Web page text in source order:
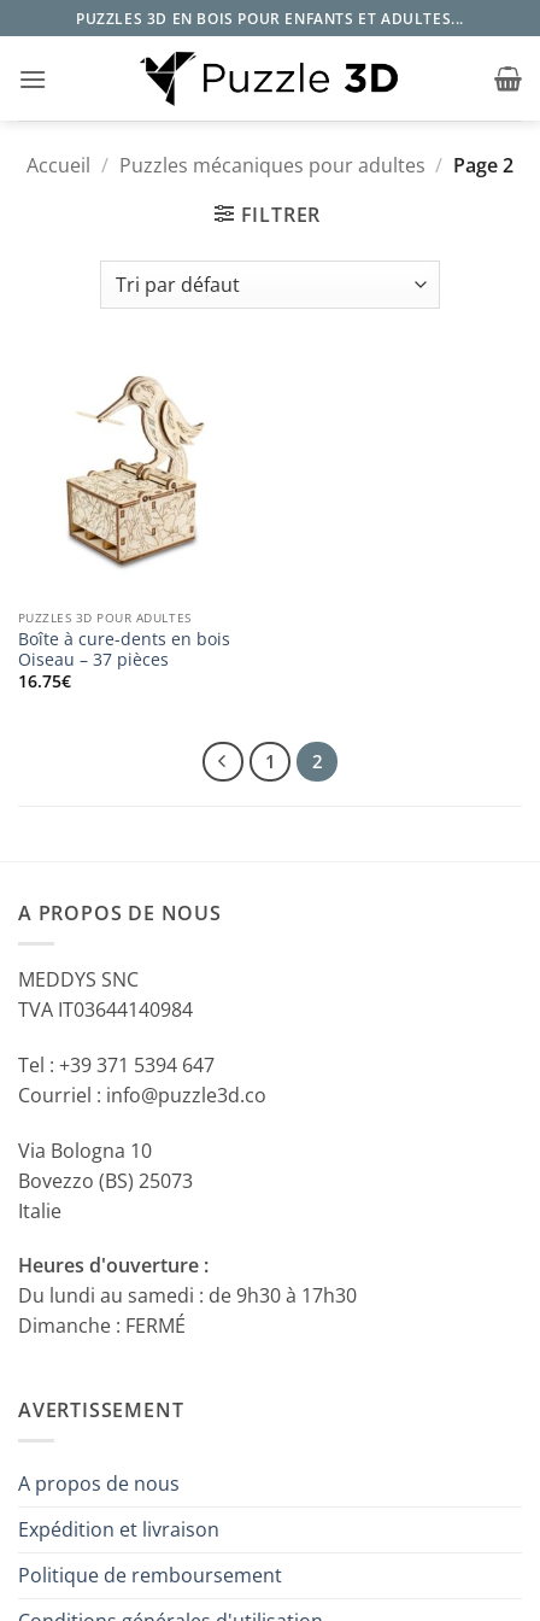
au
contenu
PUZZLES 3D EN BOIS POUR ENFANTS ET ADULTES...
Accueil / Puzzles mécaniques pour adultes / Page 2
FILTRER
PUZZLES 3D POUR ADULTES
Boîte à cure-dents en bois
Oiseau – 37 pièces
16.75€
1 2
A PROPOS DE NOUS
MEDDYS SNC
TVA IT03644140984
Tel : +39 371 5394 647
Courriel : info@puzzle3d.co
Via Bologna 10
Bovezzo (BS) 25073
Italie
Heures d'ouverture :
Du lundi au samedi : de 9h30 à 17h30
Dimanche : FERMÉ
AVERTISSEMENT
A propos de nous
Expédition et livraison
Politique de remboursement